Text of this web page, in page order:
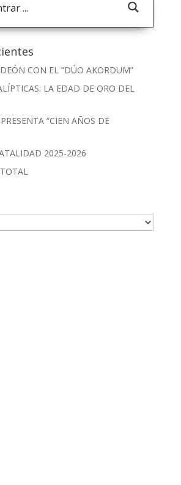
CON EL “DÚO AKORDUM”
LA EDAD DE ORO DEL
“CIEN AÑOS DE
2025-2026